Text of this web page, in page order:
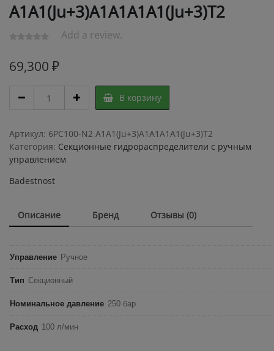
А1А1(Ju+3)А1А1А1А1(Ju+3)Т2
Add a review.
69,300 ₽
Секционный
гидрораспределитель
ручным
управлением
Badestnost
N2
В корзину
Артикул: 6РС100-N2 А1А1(Ju+3)А1А1А1А1(Ju+3)Т2
Категория: Секционные гидрораспределители с ручным
управлением
Badestnost
Описание Бренд Отзывы (0)
Управление Ручное
Тип Секционный
Номинальное давление 250 бар
Расход 100 л/мин